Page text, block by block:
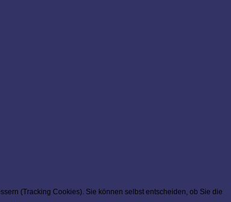
(Tracking Cookies). Sie können selbst entscheiden, ob Sie die